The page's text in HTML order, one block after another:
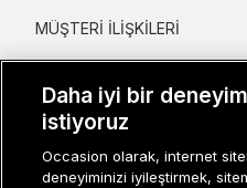
MÜŞTERI İLIŞKILERI
KADIN KATEGORILER
GRUP MARKALAR
Daha iyi bir
istiyoruz
Occasion olarak, internet
deneyiminizi iyileştirmek,